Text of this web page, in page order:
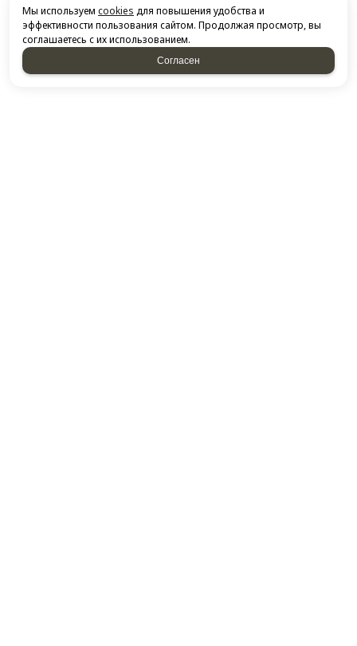
Мы используем cookies для повышения удобства и
эффективности пользования сайтом. Продолжая просмотр, вы
соглашаетесь с их использованием.
Согласен